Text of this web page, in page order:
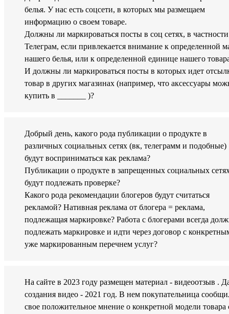
белья. У нас есть соцсети, в которых мы размещаем
информацию о своем товаре.
Должны ли маркироваться посты в соц сетях, в частности
Телеграм, если привлекается внимание к определенной
нашего белья, или к определенной единице нашего
И должны ли маркироваться посты в которых идет
товар в других магазинах (например, что аксессуары
купить в _______ )?
Добрый день, какого рода публикации о продукте в
различных социальных сетях (вк, телеграмм и подобные)
будут восприниматься как реклама?
Публикации о продукте в запрещенных социальных
будут подлежать проверке?
Какого рода рекомендации блогеров будут считаться
рекламой? Нативная реклама от блогера = реклама,
подлежащая маркировке? Работа с блогерами всегда
подлежать маркировке и идти через договор с
уже маркированным перечнем услуг?
На сайте в 2023 году размещен материал - видеоотзыв .
создания видео - 2021 год. В нем покупательница
свое положительное мнение о конкретной модели товара